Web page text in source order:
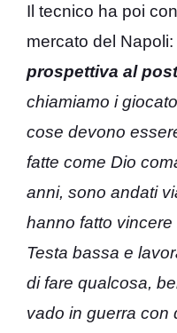
Il tecnico ha poi
mercato del Napoli:
prospettiva al
chiamiamo i
cose devono
fatte come Dio
anni, sono andati
hanno fatto
Testa bassa e
di fare qualcosa,
vado in guerra con